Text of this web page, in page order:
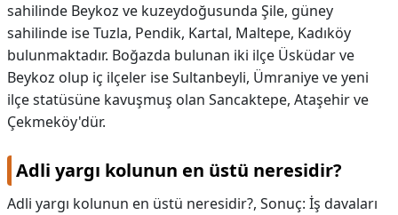
sahilinde Beykoz ve kuzeydoğusunda Şile, güney
sahilinde ise Tuzla, Pendik, Kartal, Maltepe, Kadıköy
bulunmaktadır. Boğazda bulunan iki ilçe Üsküdar ve
Beykoz olup iç ilçeler ise Sultanbeyli, Ümraniye ve yeni
ilçe statüsüne kavuşmuş olan Sancaktepe, Ataşehir ve
Çekmeköy'dür.
Adli yargı kolunun en üstü neresidir?
Adli yargı kolunun en üstü neresidir?, Sonuç: İş davaları